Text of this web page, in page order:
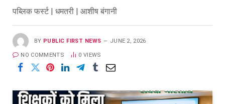
पब्लिक फर्स्ट | धमतरी | आशीष बंगानी
BY PUBLIC FIRST NEWS JUNE 2, 2026
NO COMMENTS 0 VIEWS